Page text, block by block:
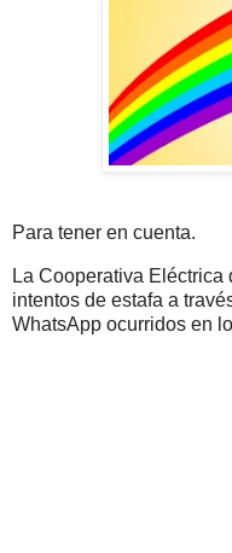
Para tener en cuenta.
La Cooperativa
intentos de estafa a
WhatsApp ocurridos en